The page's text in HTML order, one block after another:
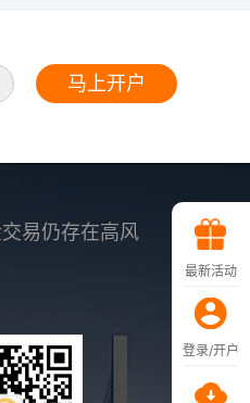
马上开户
易仍存在高风
最新活动
登录/开户